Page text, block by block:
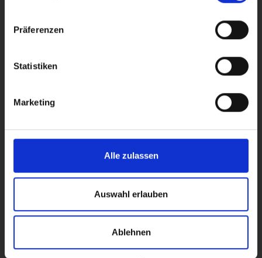
Präferenzen
Statistiken
Marketing
Alle zulassen
Auswahl erlauben
Ablehnen
Avionik